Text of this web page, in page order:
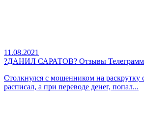
11.08.2021
?ДАНИЛ САРАТОВ? Отзывы Телеграмм
Столкнулся с мошенником на раскрутку
расписал, а при переводе денег, попал...